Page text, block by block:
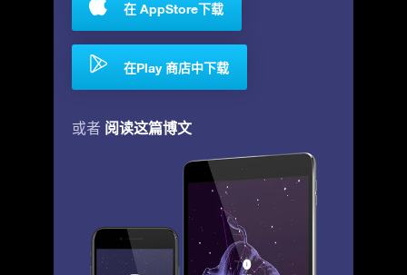
在 AppStore下载
在Play 商店中下载
或者 阅读这篇博文